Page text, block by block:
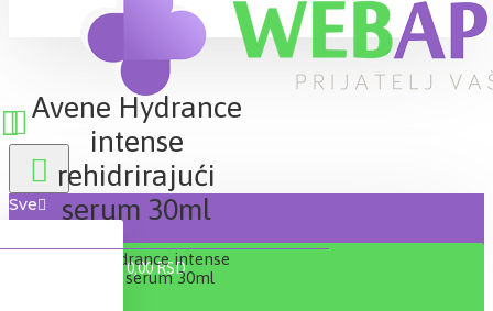
Sve
0 proizvod(a) - 0,00 RSD
Avene Hydrance
intense
rehidrirajući
serum 30ml